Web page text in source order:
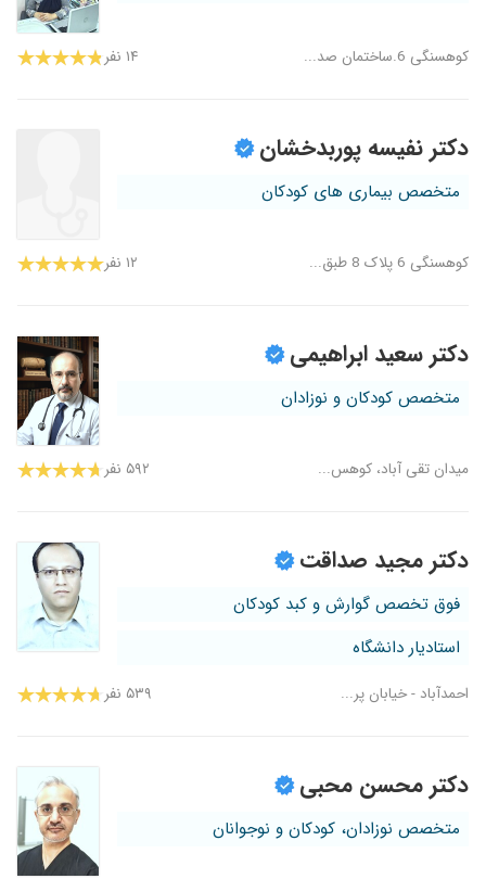
کوهسنگی 6.ساختمان صد... ۱۴ نفر
دکتر نفیسه پوربدخشان
متخصص بیماری های کودکان
کوهسنگی 6 پلاک 8 طبق... ۱۲ نفر
دکتر سعید ابراهیمی
متخصص کودکان و نوزادان
میدان تقی آباد، کوهس... ۵۹۲ نفر
دکتر مجید صداقت
فوق تخصص گوارش و کبد کودکان
استادیار دانشگاه
احمدآباد - خیابان پر... ۵۳۹ نفر
دکتر محسن محبی
متخصص نوزادان، کودکان و نوجوانان